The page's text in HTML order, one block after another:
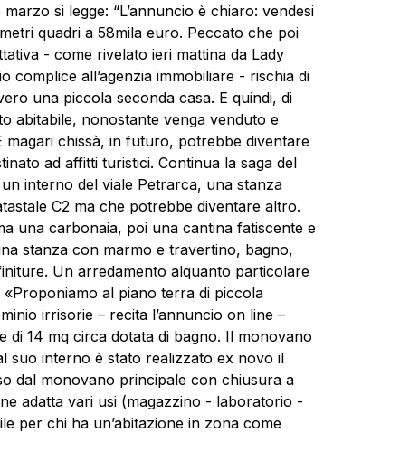
si legge: “L’annuncio è chiaro: vendesi
quadri a 58mila euro. Peccato che poi
- come rivelato ieri mattina da Lady
complice all’agenzia immobiliare - rischia di
una piccola seconda casa. E quindi, di
abitabile, nonostante venga venduto e
magari chissà, in futuro, potrebbe diventare
ad affitti turistici. Continua la saga del
interno del viale Petrarca, una stanza
C2 ma che potrebbe diventare altro.
una carbonaia, poi una cantina fatiscente e
stanza con marmo e travertino, bagno,
Un arredamento alquanto particolare
al piano terra di piccola
irrisorie – recita l’annuncio on line –
di 14 mq circa dotata di bagno. Il monovano
suo interno è stato realizzato ex novo il
dal monovano principale con chiusura a
adatta vari usi (magazzino - laboratorio -
per chi ha un’abitazione in zona come